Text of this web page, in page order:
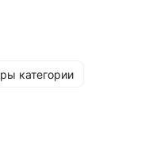
категории